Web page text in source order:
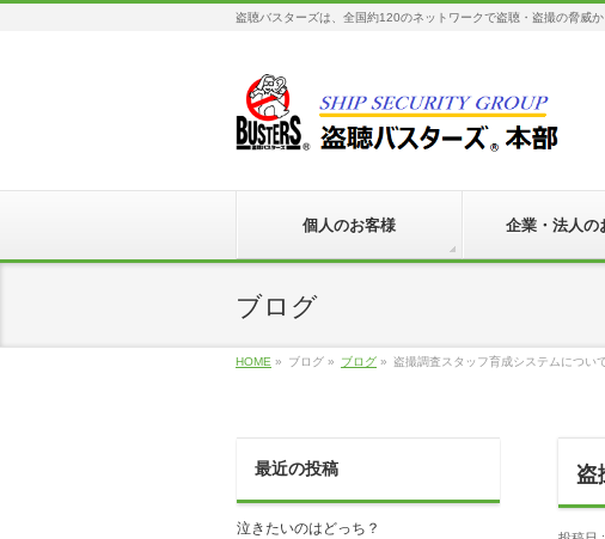
盗聴バスターズは、全国約120のネットワークで盗聴・盗撮の脅威
個人のお客様 企業・法人の
ブログ
HOME » ブログ » ブログ » 盗撮調査スタッフ育成システムについ
盗
最近の投稿
泣きたいのはどっち？